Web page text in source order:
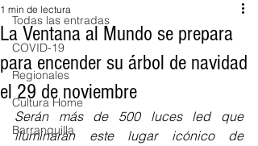
Todas las entradas
COVID-19
Regionales
Cultura Home
Barranquilla
La Ventana al Mundo se prepara
para encender su árbol de navidad
el 29 de noviembre
1 min de lectura
Serán más de 500 luces led que
iluminarán este lugar icónico de